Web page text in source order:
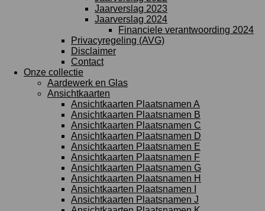
Jaarverslag 2023
Jaarverslag 2024
Financiele verantwoording 2024
Privacyregeling (AVG)
Disclaimer
Contact
Onze collectie
Aardewerk en Glas
Ansichtkaarten
Ansichtkaarten Plaatsnamen A
Ansichtkaarten Plaatsnamen B
Ansichtkaarten Plaatsnamen C
Ansichtkaarten Plaatsnamen D
Ansichtkaarten Plaatsnamen E
Ansichtkaarten Plaatsnamen F
Ansichtkaarten Plaatsnamen G
Ansichtkaarten Plaatsnamen H
Ansichtkaarten Plaatsnamen I
Ansichtkaarten Plaatsnamen J